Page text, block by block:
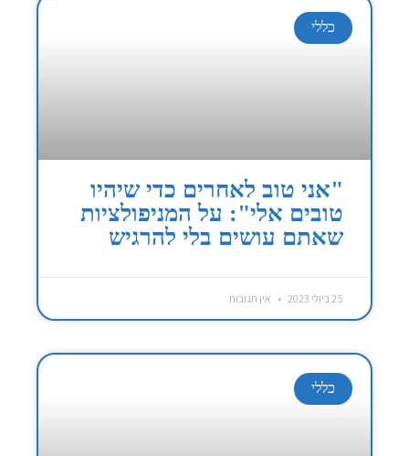
כללי
"אני טוב לאחרים כדי שיהיו
טובים אלי": על המניפולציות
שאתם עושים בלי להרגיש
25 ביולי 2023 אין תגובות
כללי